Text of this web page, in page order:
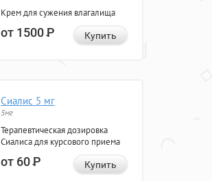
Крем для сужения влагалища
от 1500Р Купить
Сиалис 5 мг
5мг
Терапевтическая дозировка
Сиалиса для курсового приема
от 60Р Купить